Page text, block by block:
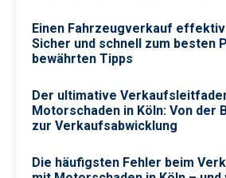
Einen Fahrzeugverkauf
Sicher und schnell zum besten
bewährten Tipps
Der ultimative
Motorschaden in Köln: Von der
zur Verkaufsabwicklung
Die häufigsten Fehler beim